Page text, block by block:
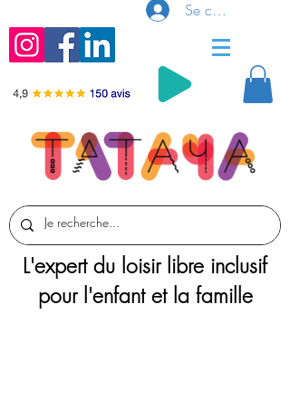
Se connecter
L'expert du loisir libre inclusif
pour l'enfant et la famille